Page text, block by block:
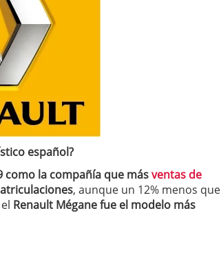
qué el Préstamo Promotor privado
de 2025
esta opción para gestionar tus
una decisión financiera: cómo anticiparte
2025
de venta?
español?
como la compañía que másventas de
, aunque un 12% menos que
Renault Mégane fue el modelo más